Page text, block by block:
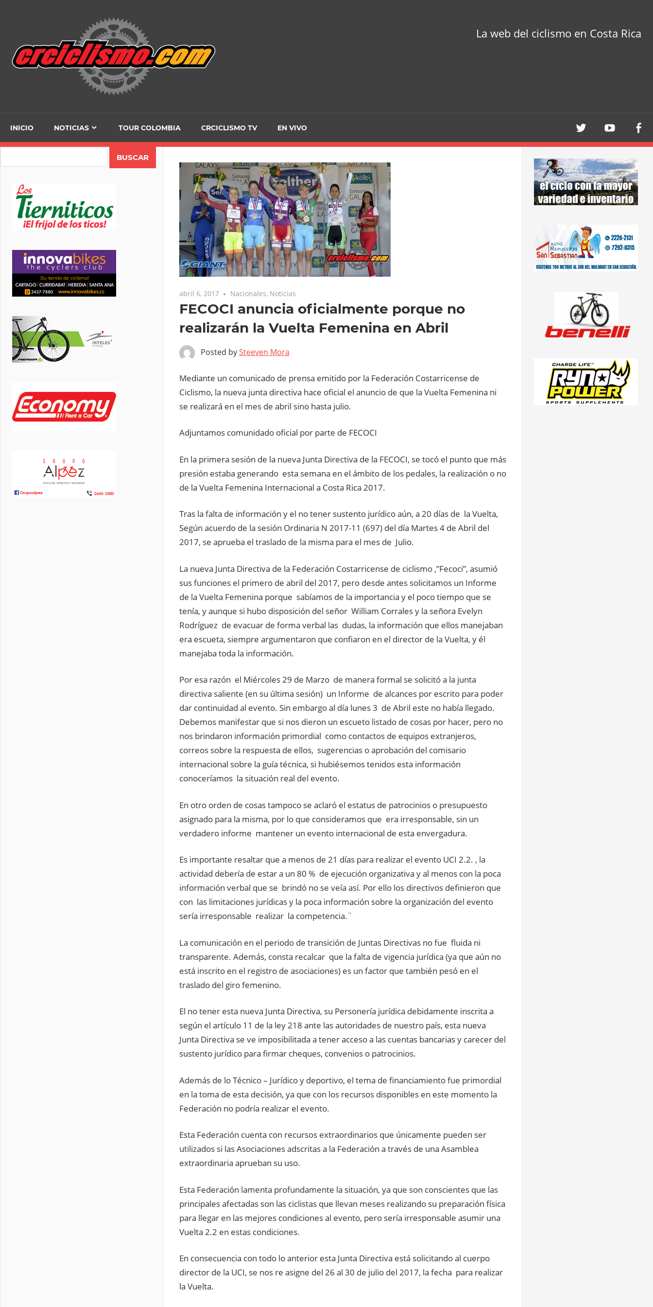
La web del ciclismo en Costa Rica
INICIO NOTICIAS TOUR COLOMBIA CRCICLISMO TV EN VIVO
abril 6, 2017 Nacionales, Noticias
FECOCI anuncia oficialmente porque no
realizarán la Vuelta Femenina en Abril
Posted bySteeven Mora
Mediante un comunicado de prensa emitido por la Federación Costarricense de
Ciclismo, la nueva junta directiva hace oficial el anuncio de que la Vuelta Femenina ni
se realizará en el mes de abril sino hasta julio.
Adjuntamos comunidado oficial por parte de FECOCI
En la primera sesión de la nueva Junta Directiva de la FECOCI, se tocó el punto que más
presión estaba generando esta semana en el ámbito de los pedales, la realización o no
de la Vuelta Femenina Internacional a Costa Rica 2017.
Tras la falta de información y el no tener sustento jurídico aún, a 20 días de la Vuelta,
Según acuerdo de la sesión Ordinaria N 2017-11 (697) del día Martes 4 de Abril del
2017, se aprueba el traslado de la misma para el mes de Julio.
La nueva Junta Directiva de la Federación Costarricense de ciclismo ,”Fecoci”, asumió
sus funciones el primero de abril del 2017, pero desde antes solicitamos un Informe
de la Vuelta Femenina porque sabíamos de la importancia y el poco tiempo que se
tenía, y aunque si hubo disposición del señor William Corrales y la señora Evelyn
Rodríguez de evacuar de forma verbal las dudas, la información que ellos manejaban
era escueta, siempre argumentaron que confiaron en el director de la Vuelta, y él
manejaba toda la información.
Por esa razón el Miércoles 29 de Marzo de manera formal se solicitó a la junta
directiva saliente (en su última sesión) un Informe de alcances por escrito para poder
dar continuidad al evento. Sin embargo al día lunes 3 de Abril este no había llegado.
Debemos manifestar que si nos dieron un escueto listado de cosas por hacer, pero no
nos brindaron información primordial como contactos de equipos extranjeros,
correos sobre la respuesta de ellos, sugerencias o aprobación del comisario
internacional sobre la guía técnica, si hubiésemos tenidos esta información
conoceríamos la situación real del evento.
En otro orden de cosas tampoco se aclaró el estatus de patrocinios o presupuesto
asignado para la misma, por lo que consideramos que era irresponsable, sin un
verdadero informe mantener un evento internacional de esta envergadura.
Es importante resaltar que a menos de 21 días para realizar el evento UCI 2.2. , la
actividad debería de estar a un 80 % de ejecución organizativa y al menos con la poca
información verbal que se brindó no se veía así. Por ello los directivos definieron que
con las limitaciones jurídicas y la poca información sobre la organización del evento
sería irresponsable realizar la competencia.¨
La comunicación en el periodo de transición de Juntas Directivas no fue fluida ni
transparente. Además, consta recalcar que la falta de vigencia jurídica (ya que aún no
está inscrito en el registro de asociaciones) es un factor que también pesó en el
traslado del giro femenino.
El no tener esta nueva Junta Directiva, su Personería jurídica debidamente inscrita a
según el artículo 11 de la ley 218 ante las autoridades de nuestro país, esta nueva
Junta Directiva se ve imposibilitada a tener acceso a las cuentas bancarias y carecer del
sustento jurídico para firmar cheques, convenios o patrocinios.
Además de lo Técnico – Jurídico y deportivo, el tema de financiamiento fue primordial
en la toma de esta decisión, ya que con los recursos disponibles en este momento la
Federación no podría realizar el evento.
Esta Federación cuenta con recursos extraordinarios que únicamente pueden ser
utilizados si las Asociaciones adscritas a la Federación a través de una Asamblea
extraordinaria aprueban su uso.
Esta Federación lamenta profundamente la situación, ya que son conscientes que las
principales afectadas son las ciclistas que llevan meses realizando su preparación física
para llegar en las mejores condiciones al evento, pero sería irresponsable asumir una
Vuelta 2.2 en estas condiciones.
En consecuencia con todo lo anterior esta Junta Directiva está solicitando al cuerpo
director de la UCI, se nos re asigne del 26 al 30 de julio del 2017, la fecha para realizar
la Vuelta.